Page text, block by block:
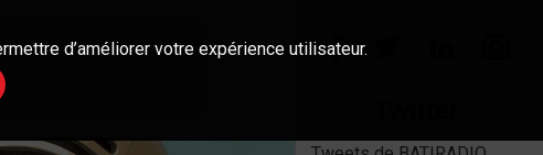
d’améliorer votre expérience utilisateur.